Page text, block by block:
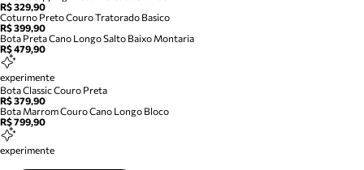
R$ 329,90
Coturno Preto Couro Tratorado Basico
R$ 399,90
Bota Preta Cano Longo Salto Baixo Montaria
R$ 479,90
experimente
Bota Classic Couro Preta
R$ 379,90
Bota Marrom Couro Cano Longo Bloco
R$ 799,90
experimente